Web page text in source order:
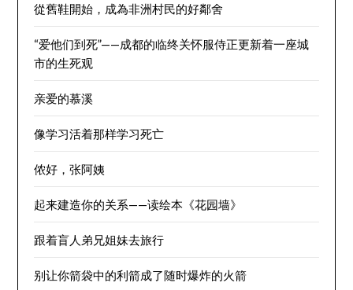
從舊鞋開始，成為非洲村民的好鄰舍
“爱他们到死”——成都的临终关怀服侍正更新着一座城
市的生死观
亲爱的慕溪
像学习活着那样学习死亡
侬好，张阿姨
起来建造你的关系——读绘本《花园墙》
跟着盲人弟兄姐妹去旅行
别让你箭袋中的利箭成了随时爆炸的火箭